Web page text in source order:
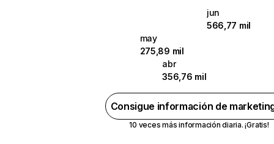
jun
566,77 mil
may
275,89 mil
abr
356,76 mil
Consigue información de
10 veces más información diaria. ¡Gratis!